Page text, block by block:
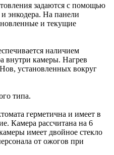
задаются с помощью
энкодера. На панели
и текущие
наличием
внутри камеры. Нагрев
установленных вокруг
типа.
герметична и имеет в
Камера рассчитана на 6
имеет двойное стекло
от ожогов при